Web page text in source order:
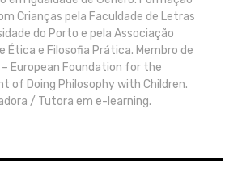
Crianças pela Faculdade de Letras
do Porto e pela Associação
Ética e Filosofia Prática. Membro de
– European Foundation for the
of Doing Philosophy with Children.
/ Tutora em e-learning.